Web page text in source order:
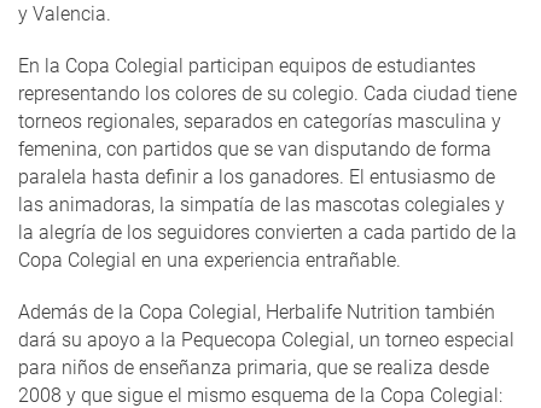
y Valencia.
En la Copa Colegial participan equipos de estudiantes
representando los colores de su colegio. Cada ciudad tiene
torneos regionales, separados en categorías masculina y
femenina, con partidos que se van disputando de forma
paralela hasta definir a los ganadores. El entusiasmo de
las animadoras, la simpatía de las mascotas colegiales y
la alegría de los seguidores convierten a cada partido de la
Copa Colegial en una experiencia entrañable.
Además de la Copa Colegial, Herbalife Nutrition también
dará su apoyo a la Pequecopa Colegial, un torneo especial
para niños de enseñanza primaria, que se realiza desde
2008 y que sigue el mismo esquema de la Copa Colegial: